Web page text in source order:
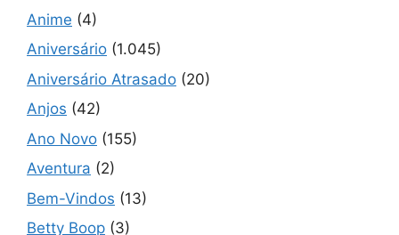
Anime (4)
Aniversário (1.045)
Aniversário Atrasado (20)
Anjos (42)
Ano Novo (155)
Aventura (2)
Bem-Vindos (13)
Betty Boop (3)